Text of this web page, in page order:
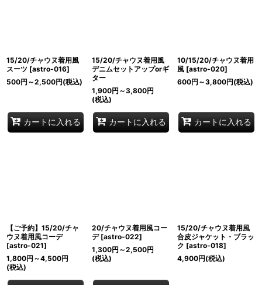
15/20/チャウヌ着用風
スーツ [astro-016]
500円 ～2,500円(税込)
カートに入れる
15/20/チャウヌ着用風
デニムセットアップorギ
ター
1,900円 ～3,800円
(税込)
カートに入れる
10/15/20/チャウヌ着用
風 [astro-020]
600円 ～3,800円(税込)
カートに入れる
【ご予約】15/20/チャ
ウヌ着用風コーデ
[astro-021]
1,800円 ～4,500円
(税込)
20/チャウヌ着用風コー
デ [astro-022]
1,300円 ～2,500円
(税込)
15/20/チャウヌ着用風
合皮ジャケット・ブラッ
ク [astro-018]
4,900円(税込)